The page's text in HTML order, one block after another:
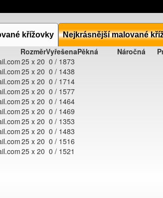
křížovky Nejkrásnější malované
RozměrVyřešenaPěkná Náročná
25 x 20 0 / 1873
25 x 20 0 / 1438
25 x 20 0 / 1714
25 x 20 0 / 1577
25 x 20 0 / 1464
25 x 20 0 / 1469
25 x 20 0 / 1353
25 x 20 0 / 1483
25 x 20 0 / 1516
25 x 20 0 / 1521